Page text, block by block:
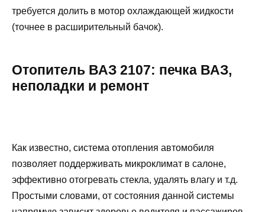
требуется долить в мотор охлаждающей жидкости
(точнее в расширительный бачок).
Отопитель ВАЗ 2107: печка ВАЗ,
неполадки и ремонт
Как известно, система отопления автомобиля
позволяет поддерживать микроклимат в салоне,
эффективно отогревать стекла, удалять влагу и т.д.
Простыми словами, от состояния данной системы